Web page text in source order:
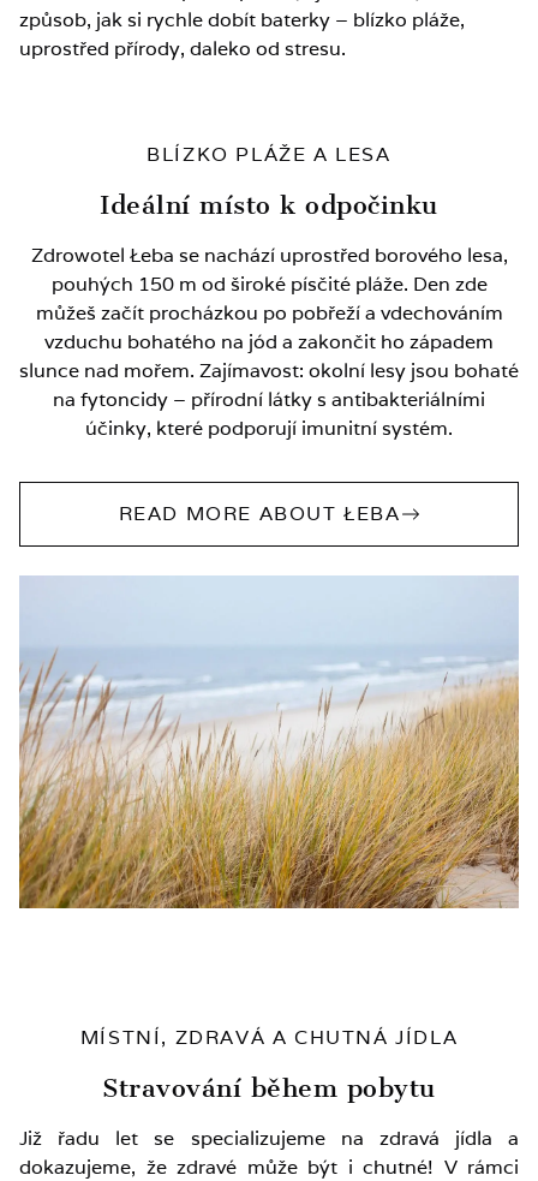
způsob, jak si rychle dobít baterky – blízko pláže,
uprostřed přírody, daleko od stresu.
BLÍZKO PLÁŽE A LESA
Ideální místo k odpočinku
Zdrowotel Łeba se nachází uprostřed borového lesa,
pouhých 150 m od široké písčité pláže. Den zde
můžeš začít procházkou po pobřeží a vdechováním
vzduchu bohatého na jód a zakončit ho západem
slunce nad mořem. Zajímavost: okolní lesy jsou bohaté
na fytoncidy – přírodní látky s antibakteriálními
účinky, které podporují imunitní systém.
READ MORE ABOUT ŁEBA
MÍSTNÍ, ZDRAVÁ A CHUTNÁ JÍDLA
Stravování během pobytu
Již řadu let se specializujeme na zdravá jídla a
dokazujeme, že zdravé může být i chutné! V rámci